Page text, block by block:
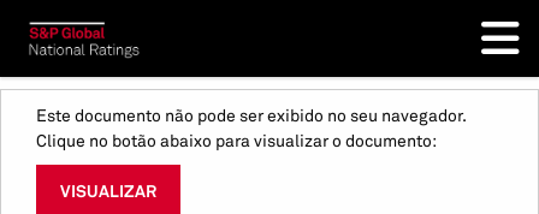
Este documento não pode ser exibido no seu navegador.
Clique no botão abaixo para visualizar o documento:
VISUALIZAR